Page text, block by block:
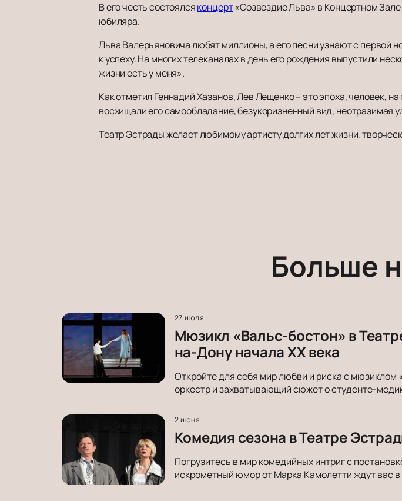
В его честь состоялсяконцерт«Созвездие Льва» в Концертном
юбиляра.
Льва Валерьяновича любят миллионы, а его песни узнают с первой
к успеху. На многих телеканалах в день его рождения выпустили
жизни есть у меня».
Как отметил Геннадий Хазанов, Лев Лещенко – это эпоха, человек,
восхищали его самообладание, безукоризненный вид,
Театр Эстрады желает любимому артисту долгих лет жизни,
Больше
27 июля
Мюзикл «Вальс-бостон» в
на-Дону начала ХХ века
Откройте для себя мир любви и риска с
оркестр и захватывающий сюжет о студенте-
2 июня
Комедия сезона в Театре
Погрузитесь в мир комедийных интриг с
искрометный юмор от Марка Камолетти ждут вас